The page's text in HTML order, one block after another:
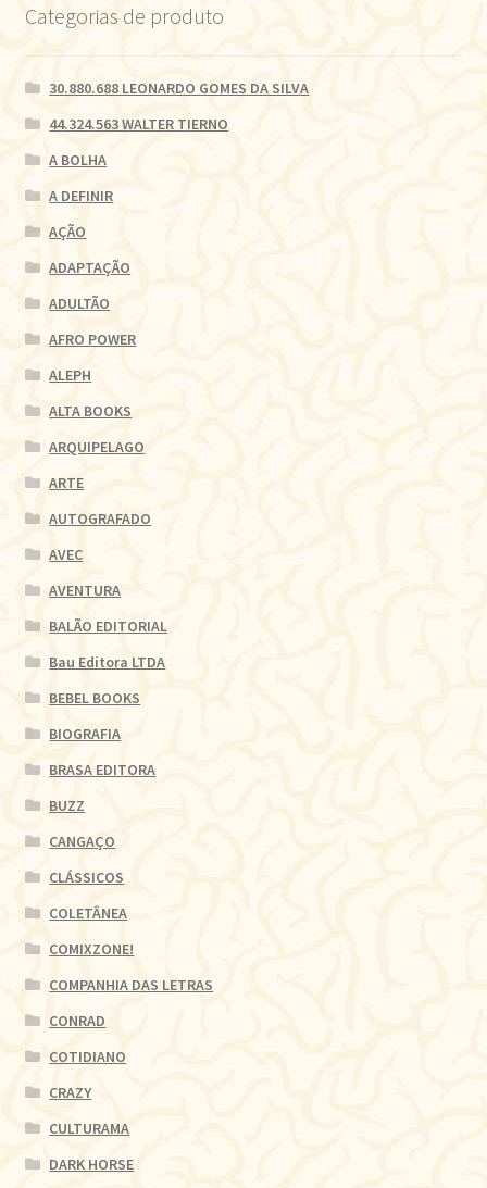
Categorias de produto
30.880.688 LEONARDO GOMES DA SILVA
44.324.563 WALTER TIERNO
A BOLHA
A DEFINIR
AÇÃO
ADAPTAÇÃO
ADULTÃO
AFRO POWER
ALEPH
ALTA BOOKS
ARQUIPELAGO
ARTE
AUTOGRAFADO
AVEC
AVENTURA
BALÃO EDITORIAL
Bau Editora LTDA
BEBEL BOOKS
BIOGRAFIA
BRASA EDITORA
BUZZ
CANGAÇO
CLÁSSICOS
COLETÂNEA
COMIXZONE!
COMPANHIA DAS LETRAS
CONRAD
COTIDIANO
CRAZY
CULTURAMA
DARK HORSE